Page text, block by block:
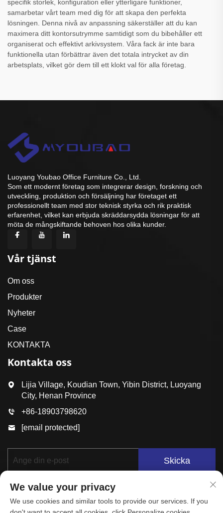
specifik storlek, konfiguration eller ytterligare funktioner,
samarbetar vårt team med dig för att skapa den perfekta
lösningen. Denna nivå av anpassning säkerställer att du kan
maximera ditt kontorsutrymme samtidigt som du bibehåller ett
organiserat och effektivt arkivsystem. Våra fack är inte bara
funktionella utan förbättrar även det totala intrycket av din
arbetsplats, vilket gör dem till ett klokt val för alla företag.
Luoyang Youbao Office Furniture Co., Ltd.
Som ett modernt företag som integrerar design, forskning och
utveckling, produktion och försäljning har företaget ett
professionellt team med stor teknisk styrka och rik praktisk
erfarenhet, vilket kan erbjuda skräddarsydda lösningar för att
möta de mångskiftande behoven hos olika kunder.
Vår tjänst
Om oss
Produkter
Nyheter
Case
KONTAKTA
Kontakta oss
Lijia Village, Koudian Town, Yibin District, Luoyang
City, Henan Province
+86-18903798620
[email protected]
Skicka
We value your privacy
We use cookies and similar tools to provide our services. If you